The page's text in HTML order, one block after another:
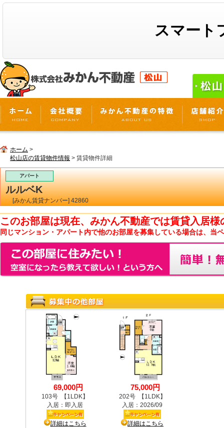
スマート
ホーム >
松山店の賃貸物件情報 > 賃貸物件詳細
アパート
ルルベK
[みかん賃貸ナンバー] 42860
このお部屋は現在、みかん不動産では賃貸入居
同じマンション・アパート内で他のお部屋を募集している場合は、当